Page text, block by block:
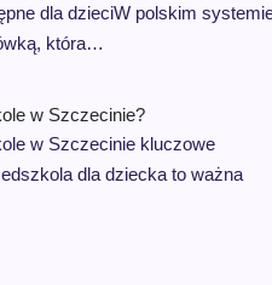
dla dzieciW polskim
która…
w Szczecinie?
w Szczecinie kluczowe
dla dziecka to ważna